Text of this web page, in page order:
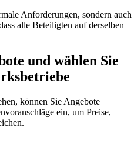
Anforderungen, sondern auch
alle Beteiligten auf derselben
und wählen Sie
können Sie Angebote
ein, um Preise,